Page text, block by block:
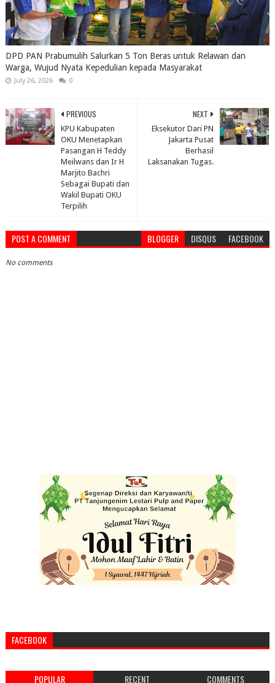
DPD PAN Prabumulih Salurkan 5 Ton Beras untuk Relawan dan
Warga, Wujud Nyata Kepedulian kepada Masyarakat
July 26, 2026 0
NEXT
Eksekutor Dari PN
Jakarta Pusat
Berhasil
Laksanakan Tugas.
PREVIOUS
KPU Kabupaten
OKU Menetapkan
Pasangan H Teddy
Meilwans dan Ir H
Marjito Bachri
Sebagai Bupati dan
Wakil Bupati OKU
Terpilih
POST A COMMENT BLOGGER DISQUS FACEBOOK
No comments
FACEBOOK
POPULAR RECENT COMMENTS